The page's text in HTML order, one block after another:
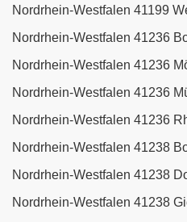
Nordrhein-Westfalen 41199
Nordrhein-Westfalen 41236
Nordrhein-Westfalen 41236
Nordrhein-Westfalen 41236
Nordrhein-Westfalen 41236
Nordrhein-Westfalen 41238
Nordrhein-Westfalen 41238
Nordrhein-Westfalen 41238